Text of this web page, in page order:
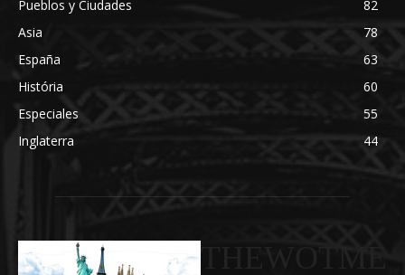
Pueblos y Ciudades
82
Asia
78
España
63
História
60
Especiales
55
Inglaterra
44